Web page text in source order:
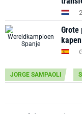
Grote
JORGE SAMPAOLI